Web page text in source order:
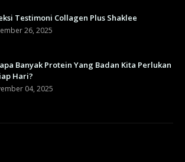
Testimoni Collagen Plus Shaklee
26, 2025
Banyak Protein Yang Badan Kita Perlukan
Hari?
04, 2025